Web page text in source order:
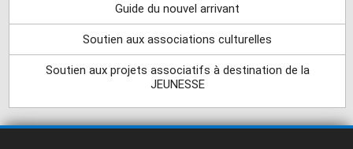
Guide du nouvel arrivant
Soutien aux associations culturelles
Soutien aux projets associatifs à destination de la
JEUNESSE